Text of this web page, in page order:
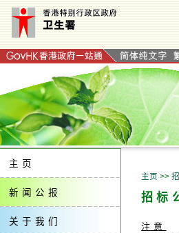
主页
新闻公报
关于我们
主页 >>
招标
注意